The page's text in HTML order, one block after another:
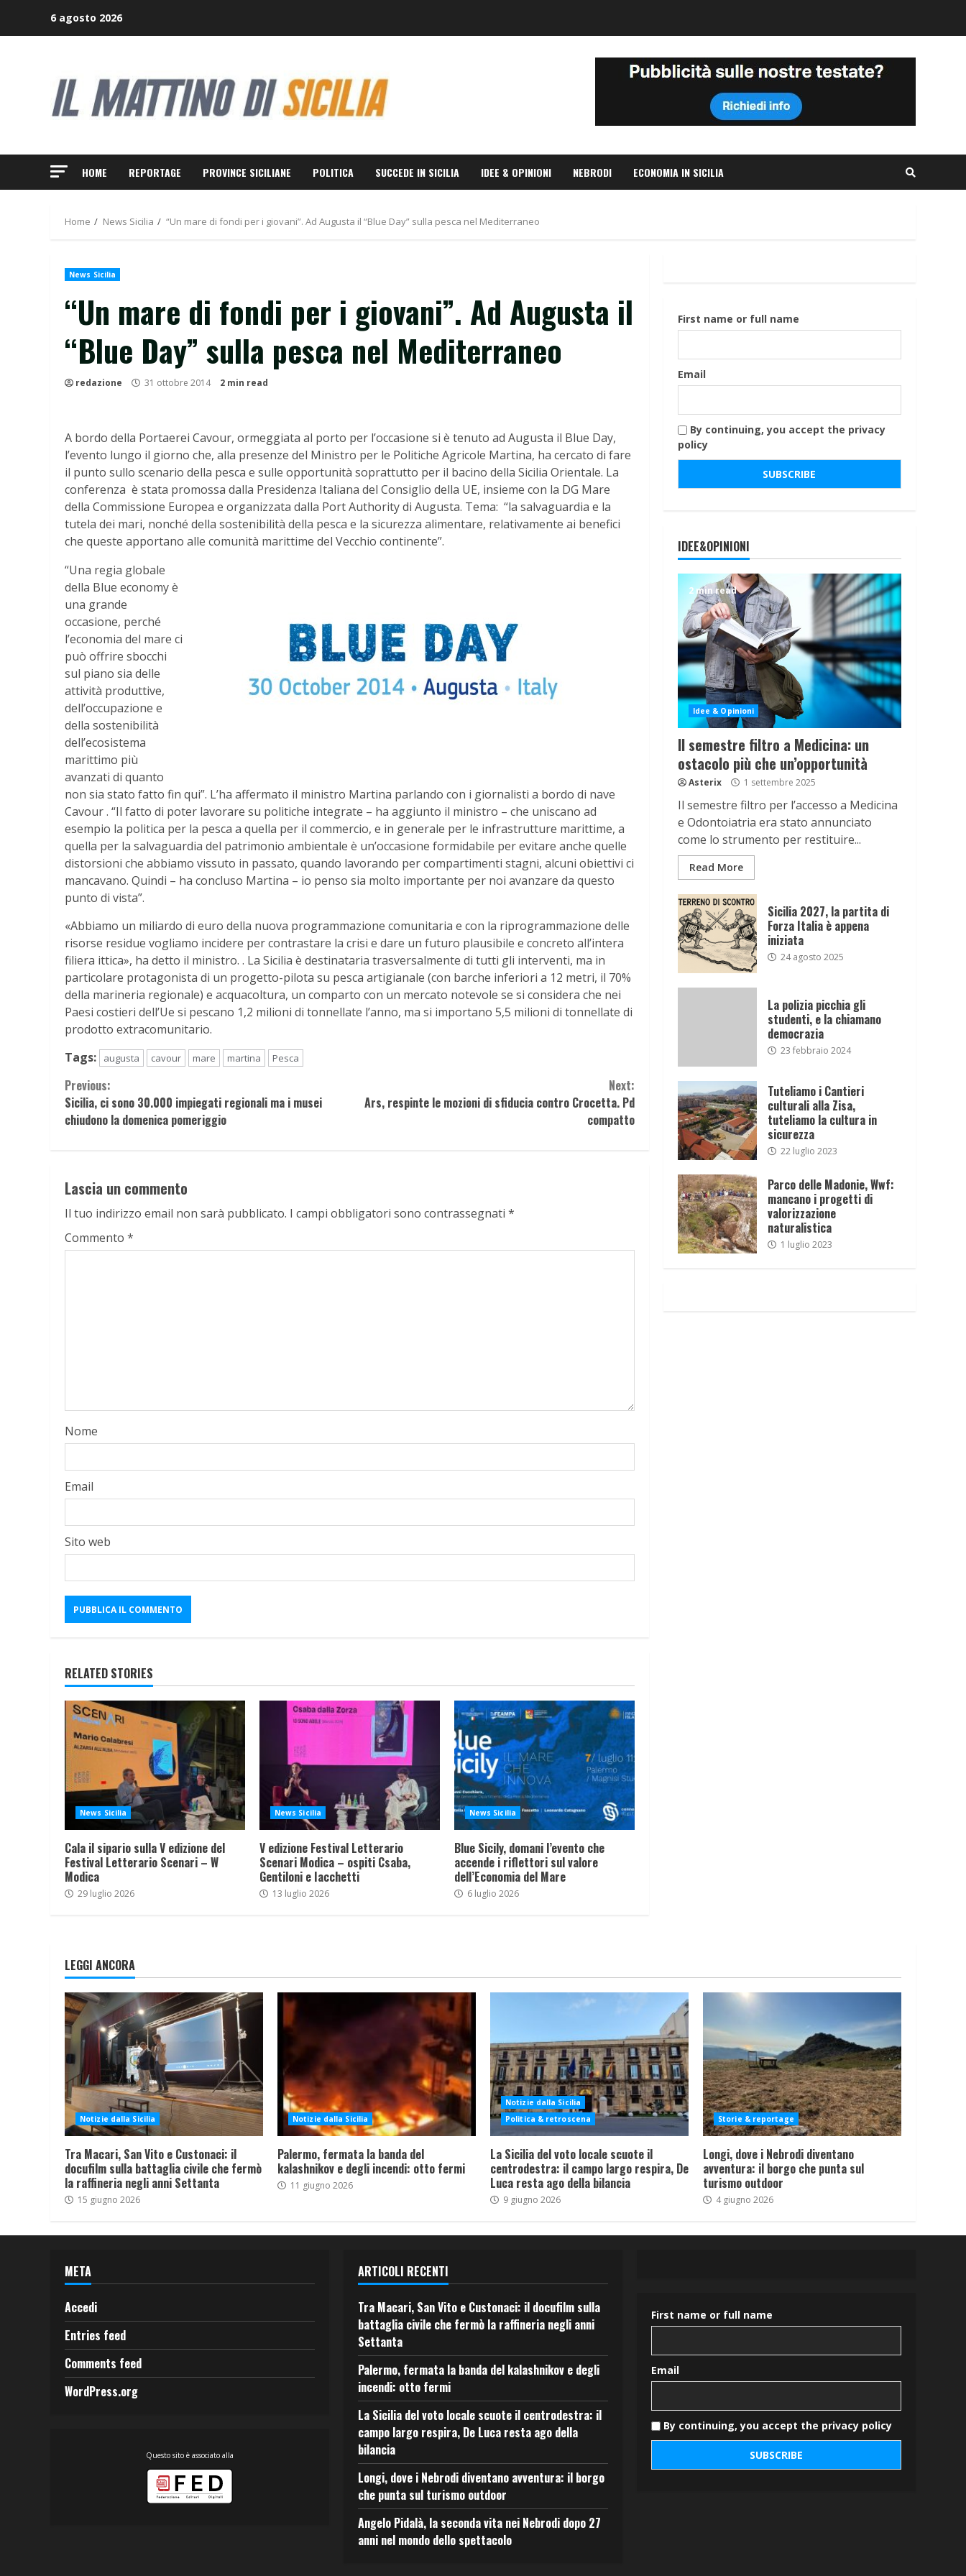
6 agosto 2026
HOME REPORTAGE PROVINCE SICILIANE POLITICA SUCCEDE IN SICILIA IDEE & OPINIONI NEBRODI ECONOMIA IN SICILIA
Home News Sicilia “Un mare di fondi per i giovani”. Ad Augusta il “Blue Day” sulla pesca nel Mediterraneo
News Sicilia
“Un mare di fondi per i giovani”. Ad Augusta il
“Blue Day” sulla pesca nel Mediterraneo
redazione 31 ottobre 2014 2 min read
A bordo della Portaerei Cavour, ormeggiata al porto per l’occasione si è tenuto ad Augusta il Blue Day,
l’evento lungo il giorno che, alla presenze del Ministro per le Politiche Agricole Martina, ha cercato di fare
il punto sullo scenario della pesca e sulle opportunità soprattutto per il bacino della Sicilia Orientale. La
conferenza è stata promossa dalla Presidenza Italiana del Consiglio della UE, insieme con la DG Mare
della Commissione Europea e organizzata dalla Port Authority di Augusta. Tema: “la salvaguardia e la
tutela dei mari, nonché della sostenibilità della pesca e la sicurezza alimentare, relativamente ai benefici
che queste apportano alle comunità marittime del Vecchio continente”.
“Una regia globale
della Blue economy è
una grande
occasione, perché
l’economia del mare ci
può offrire sbocchi
sul piano sia delle
attività produttive,
dell’occupazione e
della sostenibilità
dell’ecosistema
marittimo più
avanzati di quanto
non sia stato fatto fin qui”. L’ha affermato il ministro Martina parlando con i giornalisti a bordo di nave
Cavour . “Il fatto di poter lavorare su politiche integrate – ha aggiunto il ministro – che uniscano ad
esempio la politica per la pesca a quella per il commercio, e in generale per le infrastrutture marittime, a
quella per la salvaguardia del patrimonio ambientale è un’occasione formidabile per evitare anche quelle
distorsioni che abbiamo vissuto in passato, quando lavorando per compartimenti stagni, alcuni obiettivi ci
mancavano. Quindi – ha concluso Martina – io penso sia molto importante per noi avanzare da questo
punto di vista”.
«Abbiamo un miliardo di euro della nuova programmazione comunitaria e con la riprogrammazione delle
risorse residue vogliamo incidere per contrastare la crisi e dare un futuro plausibile e concreto all’intera
filiera ittica», ha detto il ministro. . La Sicilia è destinataria trasversalmente di tutti gli interventi, ma in
particolare protagonista di un progetto-pilota su pesca artigianale (con barche inferiori a 12 metri, il 70%
della marineria regionale) e acquacoltura, un comparto con un mercato notevole se si considera che nei
Paesi costieri dell’Ue si pescano 1,2 milioni di tonnellate l’anno, ma si importano 5,5 milioni di tonnellate di
prodotto extracomunitario.
Tags:
augusta cavour mare martina Pesca
Continue
Reading
Previous:
Sicilia, ci sono 30.000 impiegati regionali ma i musei
chiudono la domenica pomeriggio
Next:
Ars, respinte le mozioni di sfiducia contro Crocetta. Pd
compatto
Lascia un commento
Il tuo indirizzo email non sarà pubblicato. I campi obbligatori sono contrassegnati *
Commento *
Nome
Email
Sito web
RELATED STORIES
News Sicilia
Cala il sipario sulla V edizione del
Festival Letterario Scenari – W
Modica
29 luglio 2026
News Sicilia
V edizione Festival Letterario
Scenari Modica – ospiti Csaba,
Gentiloni e Iacchetti
13 luglio 2026
News Sicilia
Blue Sicily, domani l’evento che
accende i riflettori sul valore
dell’Economia del Mare
6 luglio 2026
First name or full name
Email
By continuing, you accept the privacy
policy
IDEE&OPINIONI
2 min read
Idee & Opinioni
Il semestre filtro a Medicina: un
ostacolo più che un’opportunità
Asterix 1 settembre 2025
Il semestre filtro per l’accesso a Medicina
e Odontoiatria era stato annunciato
come lo strumento per restituire...
Read More
Sicilia 2027, la partita di
Forza Italia è appena
iniziata
24 agosto 2025
La polizia picchia gli
studenti, e la chiamano
democrazia
23 febbraio 2024
Tuteliamo i Cantieri
culturali alla Zisa,
tuteliamo la cultura in
sicurezza
22 luglio 2023
Parco delle Madonie, Wwf:
mancano i progetti di
valorizzazione
naturalistica
1 luglio 2023
LEGGI ANCORA
Notizie dalla Sicilia
Tra Macari, San Vito e Custonaci: il
docufilm sulla battaglia civile che fermò
la raffineria negli anni Settanta
15 giugno 2026
Notizie dalla Sicilia
Palermo, fermata la banda del
kalashnikov e degli incendi: otto fermi
11 giugno 2026
Notizie dalla Sicilia
Politica & retroscena
La Sicilia del voto locale scuote il
centrodestra: il campo largo respira, De
Luca resta ago della bilancia
9 giugno 2026
Storie & reportage
Longi, dove i Nebrodi diventano
avventura: il borgo che punta sul
turismo outdoor
4 giugno 2026
META
Accedi
Entries feed
Comments feed
WordPress.org
Questo sito è associato alla
ARTICOLI RECENTI
Tra Macari, San Vito e Custonaci: il docufilm sulla
battaglia civile che fermò la raffineria negli anni
Settanta
Palermo, fermata la banda del kalashnikov e degli
incendi: otto fermi
La Sicilia del voto locale scuote il centrodestra: il
campo largo respira, De Luca resta ago della
bilancia
Longi, dove i Nebrodi diventano avventura: il borgo
che punta sul turismo outdoor
Angelo Pidalà, la seconda vita nei Nebrodi dopo 27
anni nel mondo dello spettacolo
First name or full name
Email
By continuing, you accept the privacy policy